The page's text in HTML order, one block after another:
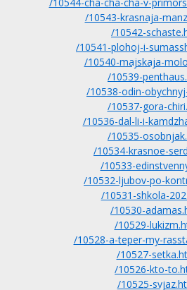
/10543-krasnaja-
/10542-
/10541-plohoj-i-
/10540-majskaja-
/10539-
/10538-odin-
/10537-gora-
/10536-dal-li-i-
/10535-
/10534-krasnoe-
/10533-
/10532-ljubov-po-
/10531-shkola-
/10530-
/10529-
/10528-a-teper-my-
/10527-
/10526-kto-
/10525-